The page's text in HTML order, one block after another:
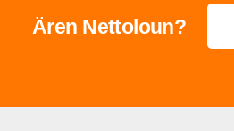
Ären Nettoloun?